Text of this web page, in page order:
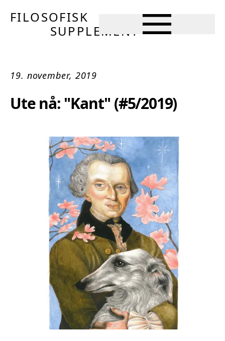
FILOSOFISK
SUPPLEMENT
19. november, 2019
Ute nå: "Kant" (#5/2019)